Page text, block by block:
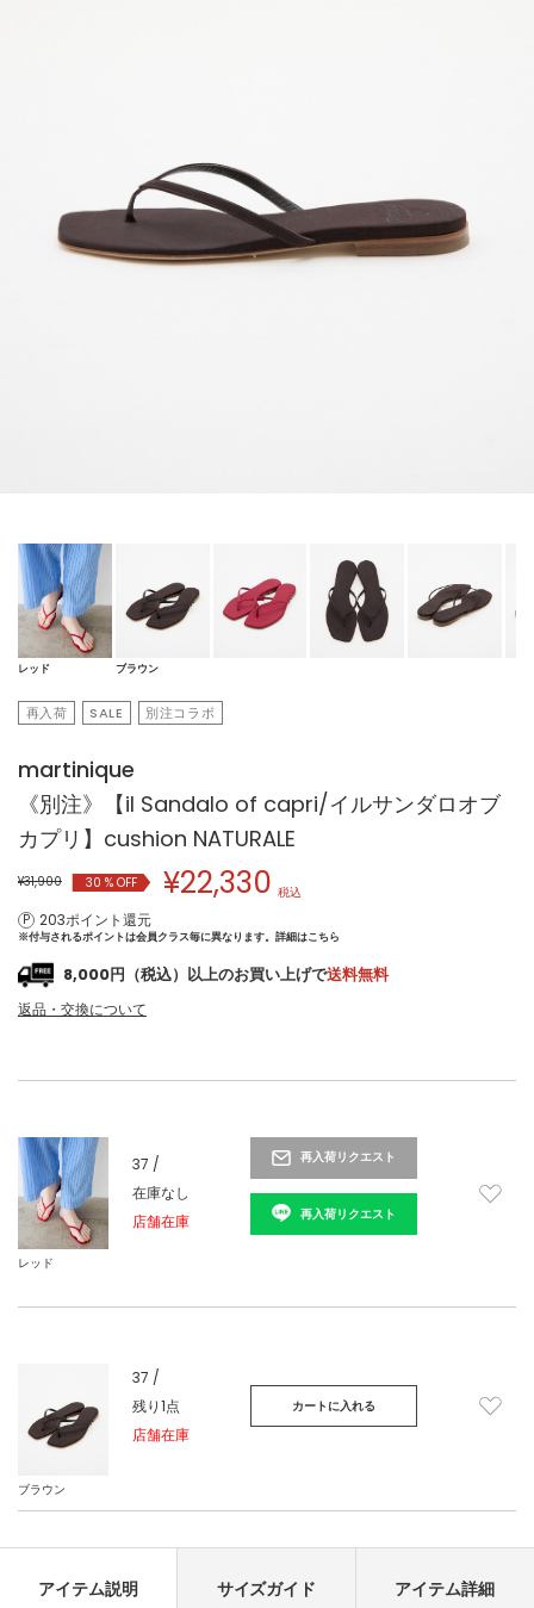
レッド ブラウン
再入荷 SALE 別注コラボ
martinique
《別注》【il Sandalo of capri/イルサンダロオブ
カプリ】cushion NATURALE
¥31,900 30 % OFF ¥22,330 税込
203ポイント還元
※付与されるポイントは会員クラス毎に異なります。 詳細はこちら
8,000円（税込）以上のお買い上げで送料無料
返品・交換について
レッド
37 /
在庫なし
店舗在庫
再入荷リクエスト
再入荷リクエスト
ブラウン
37 /
残り1点
店舗在庫
カートに入れる
アイテム説明 サイズガイド アイテム詳細